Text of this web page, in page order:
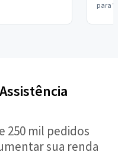
para
250 mil pedidos
sua renda